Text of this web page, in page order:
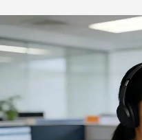
ecológicas, laváveis em
máquina de lavar louça,
em silicone, com design
moderno